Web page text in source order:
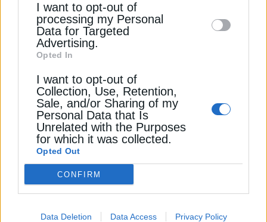
disclose it to other third parties.
I want to opt-out of
processing my Personal
Data for Targeted
Advertising.
Opted In
I want to opt-out of
Collection, Use, Retention,
Sale, and/or Sharing of my
Personal Data that Is
Unrelated with the Purposes
for which it was collected.
Opted Out
CONFIRM
Data Deletion Data Access Privacy Policy
ΗΛΕΚΤΡΙΣΜΟΣ
ΑΔΜΗΕ: Δολιοφθορά στο έργο
ηλεκτρικής διασύνδεσης Κρήτης – Αττικής